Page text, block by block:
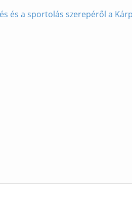
és a sportolás szerepéről a